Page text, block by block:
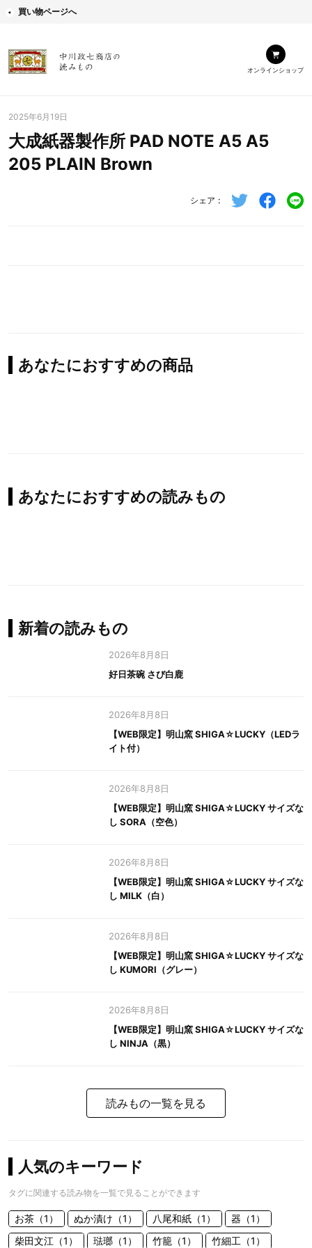
買い物ページへ
オンラインショップ
2025年6月19日
大成紙器製作所 PAD NOTE A5 A5
205 PLAIN Brown
シェア
あなたにおすすめの商品
あなたにおすすめの読みもの
新着の読みもの
2026年8月8日
好日茶碗 さび白鹿
2026年8月8日
【WEB限定】明山窯 SHIGA☆LUCKY（LEDラ
イト付）
2026年8月8日
【WEB限定】明山窯 SHIGA☆LUCKY サイズな
し SORA（空色）
2026年8月8日
【WEB限定】明山窯 SHIGA☆LUCKY サイズな
し MILK（白）
2026年8月8日
【WEB限定】明山窯 SHIGA☆LUCKY サイズな
し KUMORI（グレー）
2026年8月8日
【WEB限定】明山窯 SHIGA☆LUCKY サイズな
し NINJA（黒）
読みもの一覧を見る
人気のキーワード
タグに関連する読み物を一覧で見ることができます
お茶（1） ぬか漬け（1） 八尾和紙（1）
器（1）
柴田文江（1）
琺瑯（1） 竹籠（1） 竹細工（1）